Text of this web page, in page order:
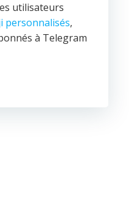
utilisateurs
personnalisés,
à Telegram